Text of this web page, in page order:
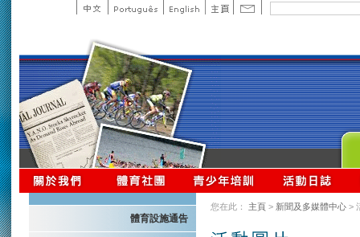
體育設施通告
您在此： 主頁 > 新聞及多媒體中心 >